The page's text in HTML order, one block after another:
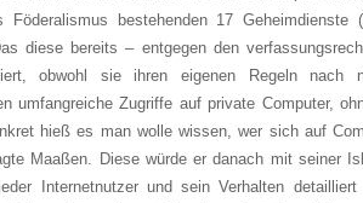
bestehenden 17
diese bereits – entgegen den
obwohl sie ihren eigenen Regeln
umfangreiche Zugriffe auf private Computer,
hieß es man wolle wissen, wer sich auf
Maaßen. Diese würde er danach mit seiner
Internetnutzer und sein Verhalten